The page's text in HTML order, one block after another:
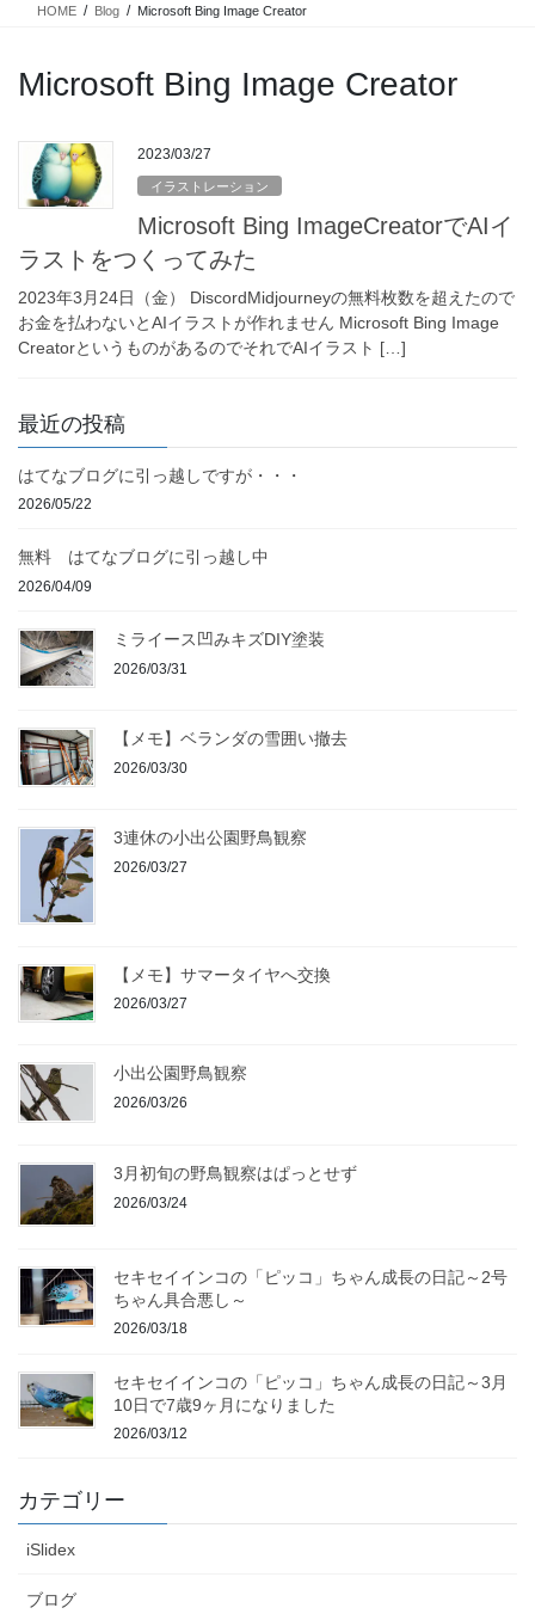
HOME Blog Microsoft Bing Image Creator
Microsoft Bing Image Creator
2023/03/27
イラストレーション
Microsoft Bing ImageCreatorでAIイ
ラストをつくってみた
2023年3月24日（金） DiscordMidjourneyの無料枚数を超えたので
お金を払わないとAIイラストが作れません Microsoft Bing Image
CreatorというものがあるのでそれでAIイラスト […]
最近の投稿
はてなブログに引っ越しですが・・・
2026/05/22
無料 はてなブログに引っ越し中
2026/04/09
ミライース凹みキズDIY塗装
2026/03/31
【メモ】ベランダの雪囲い撤去
2026/03/30
3連休の小出公園野鳥観察
2026/03/27
【メモ】サマータイヤへ交換
2026/03/27
小出公園野鳥観察
2026/03/26
3月初旬の野鳥観察はぱっとせず
2026/03/24
セキセイインコの「ピッコ」ちゃん成長の日記～2号
ちゃん具合悪し～
2026/03/18
セキセイインコの「ピッコ」ちゃん成長の日記～3月
10日で7歳9ヶ月になりました
2026/03/12
カテゴリー
iSlidex
ブログ